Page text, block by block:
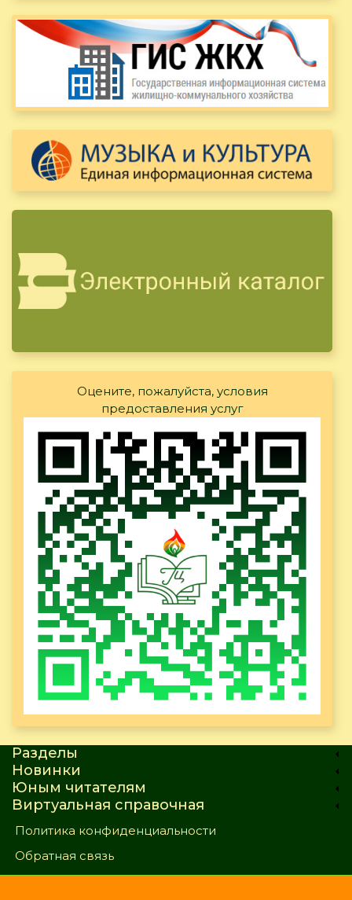
Оцените, пожалуйста, условия
предоставления услуг
Разделы
Новинки
Юным читателям
Виртуальная справочная
Политика конфиденциальности
Обратная связь